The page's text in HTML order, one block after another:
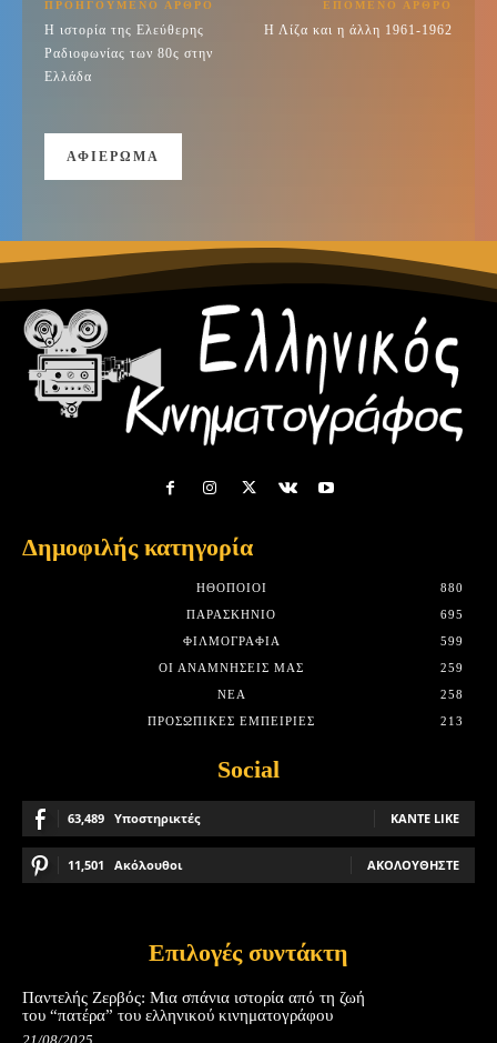
ΠΡΟΗΓΟΎΜΕΝΟ ΆΡΘΡΟ
Η ιστορία της Ελεύθερης
Ραδιοφωνίας των 80ς στην
Ελλάδα
ΕΠΌΜΕΝΟ ΆΡΘΡΟ
Η Λίζα και η άλλη 1961-1962
ΑΦΙΈΡΩΜΑ
Δημοφιλής κατηγορία
HΘΟΠΟΙΟΊ
880
ΠΑΡΑΣΚΉΝΙΟ
695
ΦΙΛΜΟΓΡΑΦΊΑ
599
ΟΙ ΑΝΑΜΝΉΣΕΙΣ ΜΑΣ
259
ΝΈΑ
258
ΠΡΟΣΩΠΙΚΈΣ ΕΜΠΕΙΡΊΕΣ
213
Social
63,489 Υποστηρικτές ΚΆΝΤΕ LIKE
11,501 Ακόλουθοι ΑΚΟΛΟΥΘΉΣΤΕ
Επιλογές συντάκτη
Παντελής Ζερβός: Μια σπάνια ιστορία από τη ζωή
του “πατέρα” του ελληνικού κινηματογράφου